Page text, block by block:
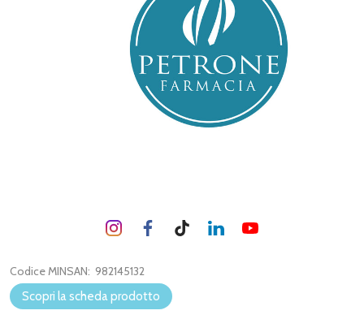
Codice MINSAN: 982145132
Scopri la scheda prodotto